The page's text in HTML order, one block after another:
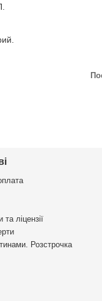
ліцензії
Розстрочка